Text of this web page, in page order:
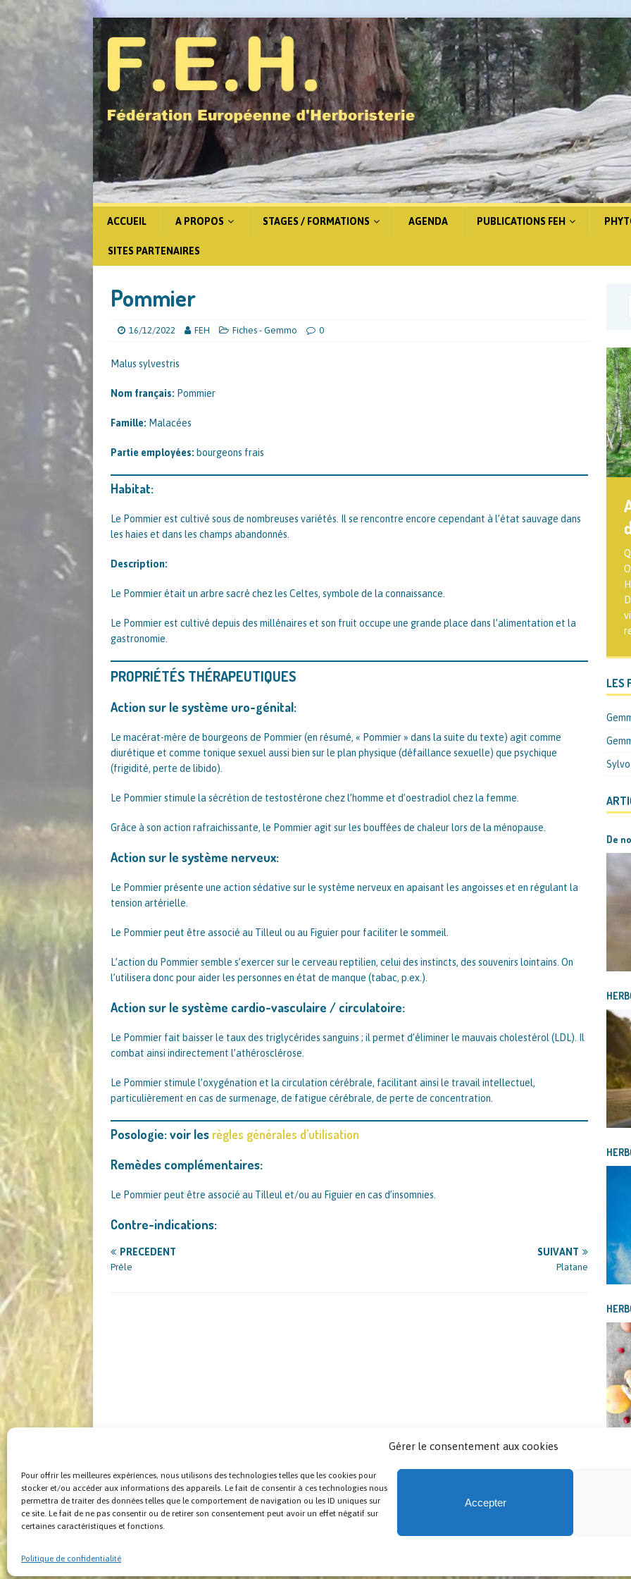
Gérer le consentement aux cookies
Pour offrir les meilleures expériences, nous utilisons des technologies telles que les cookies pour
stocker et/ou accéder aux informations des appareils. Le fait de consentir à ces technologies nous
permettra de traiter des données telles que le comportement de navigation ou les ID uniques sur
ce site. Le fait de ne pas consentir ou de retirer son consentement peut avoir un effet négatif sur
certaines caractéristiques et fonctions.
Accepter
Politique de confidentialité
ACCUEIL A PROPOS STAGES / FORMATIONS AGENDA PUBLICATIONS FEH
SITES PARTENAIRES
Pommier
16/12/2022 FEH Fiches - Gemmo 0
Malus sylvestris
Nom français: Pommier
Famille: Malacées
Partie employées: bourgeons frais
Habitat:
Le Pommier est cultivé sous de nombreuses variétés. Il se rencontre encore cependant à l’état sauvage dans
les haies et dans les champs abandonnés.
Description:
Le Pommier était un arbre sacré chez les Celtes, symbole de la connaissance.
Le Pommier est cultivé depuis des millénaires et son fruit occupe une grande place dans l’alimentation et la
gastronomie.
PROPRIÉTÉS THÉRAPEUTIQUES
Action sur le système uro-génital:
Le macérat-mère de bourgeons de Pommier (en résumé, « Pommier » dans la suite du texte) agit comme
diurétique et comme tonique sexuel aussi bien sur le plan physique (défaillance sexuelle) que psychique
(frigidité, perte de libido).
Le Pommier stimule la sécrétion de testostérone chez l’homme et d’oestradiol chez la femme.
Grâce à son action rafraichissante, le Pommier agit sur les bouffées de chaleur lors de la ménopause.
Action sur le système nerveux:
Le Pommier présente une action sédative sur le système nerveux en apaisant les angoisses et en régulant la
tension artérielle.
Le Pommier peut être associé au Tilleul ou au Figuier pour faciliter le sommeil.
L’action du Pommier semble s’exercer sur le cerveau reptilien, celui des instincts, des souvenirs lointains. On
l’utilisera donc pour aider les personnes en état de manque (tabac, p.ex.).
Action sur le système cardio-vasculaire / circulatoire:
Le Pommier fait baisser le taux des triglycérides sanguins ; il permet d’éliminer le mauvais cholestérol (LDL). Il
combat ainsi indirectement l’athérosclérose.
Le Pommier stimule l’oxygénation et la circulation cérébrale, facilitant ainsi le travail intellectuel,
particulièrement en cas de surmenage, de fatigue cérébrale, de perte de concentration.
Posologie: voir les règles générales d’utilisation
Remèdes complémentaires:
Le Pommier peut être associé au Tilleul et/ou au Figuier en cas d’insomnies.
Contre-indications:
PRÉCÉDENT
Prêle
SUIVANT
Platane
LES
De